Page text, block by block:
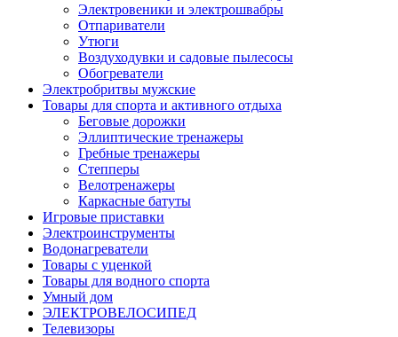
Электровеники и электрошвабры
Отпариватели
Утюги
Воздуходувки и садовые пылесосы
Обогреватели
Электробритвы мужские
Товары для спорта и активного отдыха
Беговые дорожки
Эллиптические тренажеры
Гребные тренажеры
Степперы
Велотренажеры
Каркасные батуты
Игровые приставки
Электроинструменты
Водонагреватели
Товары с уценкой
Товары для водного спорта
Умный дом
ЭЛЕКТРОВЕЛОСИПЕД
Телевизоры